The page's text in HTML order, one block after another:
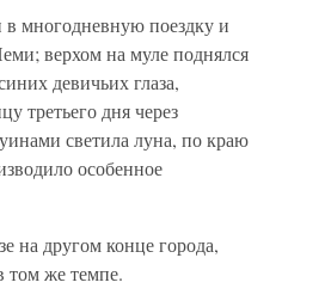
многодневную поездку и
верхом на муле поднялся
девичьих глаза,
третьего дня через
светила луна, по краю
особенное
на другом конце города,
том же темпе.